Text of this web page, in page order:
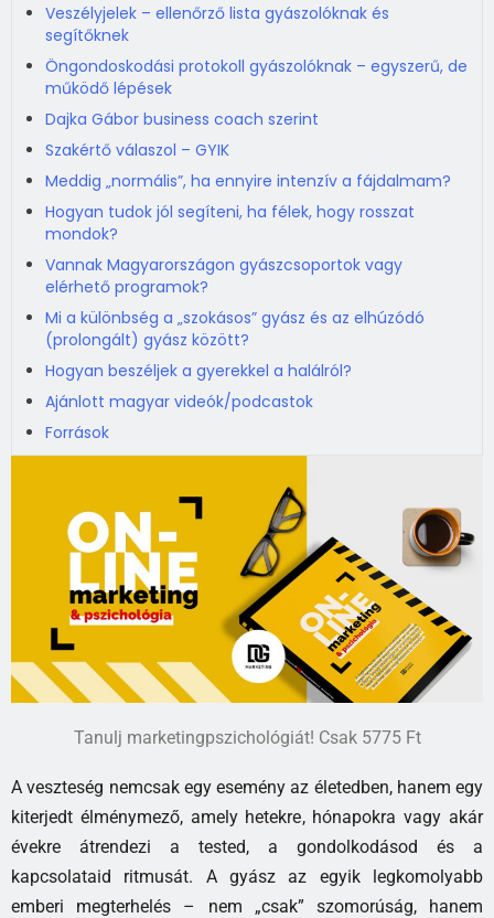
Veszélyjelek – ellenőrző lista gyászolóknak és
segítőknek
Öngondoskodási protokoll gyászolóknak – egyszerű, de
működő lépések
Dajka Gábor business coach szerint
Szakértő válaszol – GYIK
Meddig „normális”, ha ennyire intenzív a fájdalmam?
Hogyan tudok jól segíteni, ha félek, hogy rosszat
mondok?
Vannak Magyarországon gyászcsoportok vagy
elérhető programok?
Mi a különbség a „szokásos” gyász és az elhúzódó
(prolongált) gyász között?
Hogyan beszéljek a gyerekkel a halálról?
Ajánlott magyar videók/podcastok
Források
Tanulj marketingpszichológiát! Csak 5775 Ft
A veszteség nemcsak egy esemény az életedben, hanem egy
kiterjedt élménymező, amely hetekre, hónapokra vagy akár
évekre átrendezi a tested, a gondolkodásod és a
kapcsolataid ritmusát. A gyász az egyik legkomolyabb
emberi megterhelés – nem „csak” szomorúság, hanem